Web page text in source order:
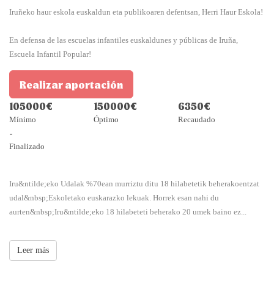
Iruñeko haur eskola euskaldun eta publikoaren defentsan, Herri Haur Eskola!
En defensa de las escuelas infantiles euskaldunes y públicas de Iruña,
Escuela Infantil Popular!
Realizar aportación
105000€
Mínimo
150000€
Óptimo
6350€
Recaudado
-
Finalizado
Iru&ntilde;eko Udalak %70ean murriztu ditu 18 hilabetetik beherakoentzat
udal&nbsp;Eskoletako euskarazko lekuak. Horrek esan nahi du
aurten&nbsp;Iru&ntilde;eko 18 hilabeteti beherako 20 umek baino ez...
Leer más